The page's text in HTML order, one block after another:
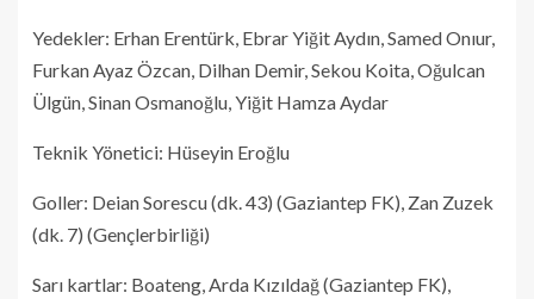
Yedekler: Erhan Erentürk, Ebrar Yiğit Aydın, Samed Onıur,
Furkan Ayaz Özcan, Dilhan Demir, Sekou Koita, Oğulcan
Ülgün, Sinan Osmanoğlu, Yiğit Hamza Aydar
Teknik Yönetici: Hüseyin Eroğlu
Goller: Deian Sorescu (dk. 43) (Gaziantep FK), Zan Zuzek
(dk. 7) (Gençlerbirliği)
Sarı kartlar: Boateng, Arda Kızıldağ (Gaziantep FK),